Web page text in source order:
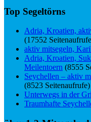
Top Segeltörns
Adria, Kroatien,
(17552
aktiv mitsegeln,
Adria, Kroatien,
Meilentoern (8555
Seychellen – aktiv
(8523 Seitenaufrufe)
Unterwegs in der
Traumhafte